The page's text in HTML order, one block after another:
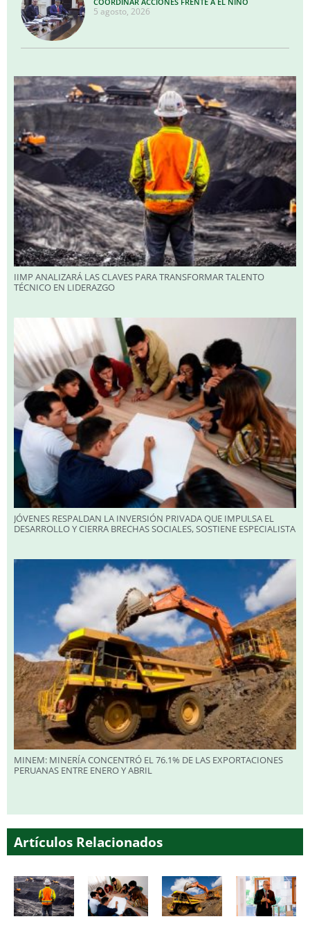
5 agosto, 2026
IIMP ANALIZARÁ LAS CLAVES PARA TRANSFORMAR TALENTO
TÉCNICO EN LIDERAZGO
JÓVENES RESPALDAN LA INVERSIÓN PRIVADA QUE IMPULSA EL
DESARROLLO Y CIERRA BRECHAS SOCIALES, SOSTIENE ESPECIALISTA
MINEM: MINERÍA CONCENTRÓ EL 76.1% DE LAS EXPORTACIONES
PERUANAS ENTRE ENERO Y ABRIL
Artículos Relacionados